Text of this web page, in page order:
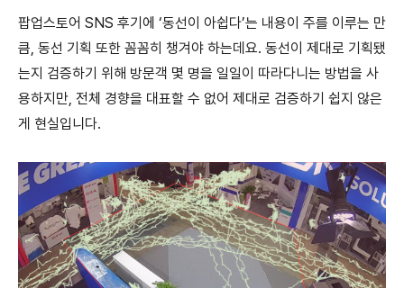
팝업스토어 SNS 후기에 ‘동선이 아쉽다’는 내용이 주를 이루는 만
큼, 동선 기획 또한 꼼꼼히 챙겨야 하는데요. 동선이 제대로 기획됐
는지 검증하기 위해 방문객 몇 명을 일일이 따라다니는 방법을 사
용하지만, 전체 경향을 대표할 수 없어 제대로 검증하기 쉽지 않은
게 현실입니다.